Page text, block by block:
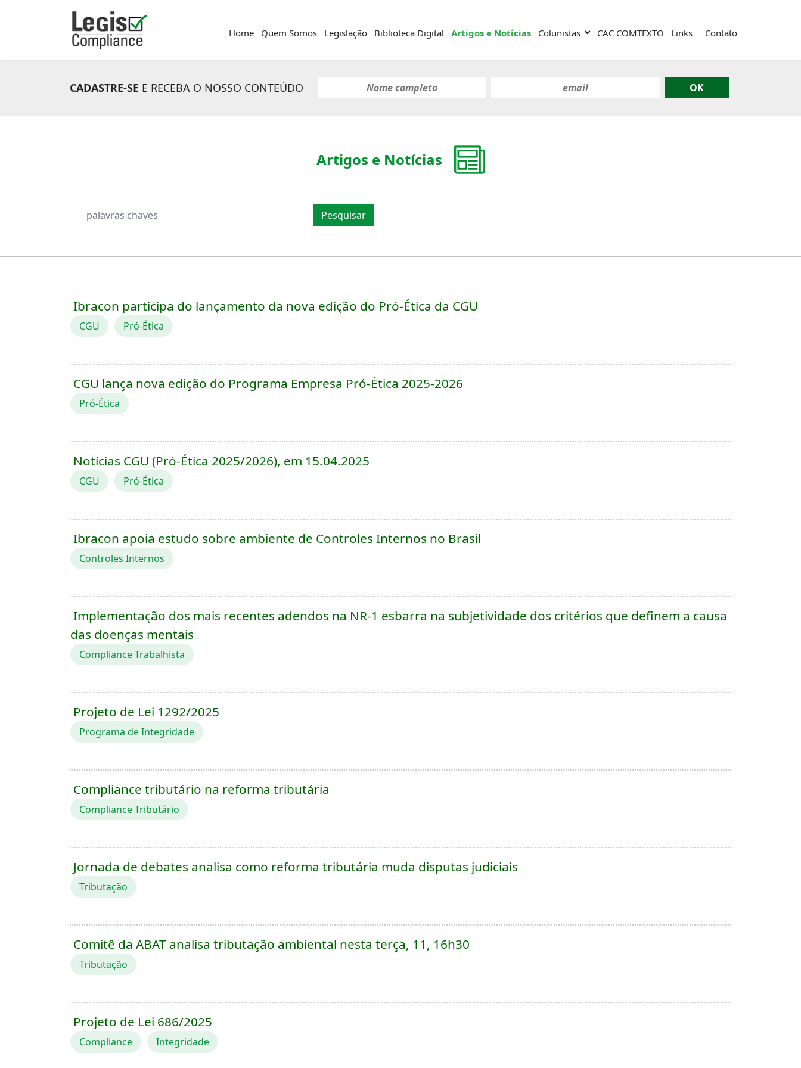
Home Quem Somos Legislação Biblioteca Digital Artigos e Notícias Colunistas CAC COMTEXTO Links Contato
CADASTRE-SE E RECEBA O NOSSO CONTEÚDO
PESQUISAR Pesquisar
Artigos e Notícias
Ibracon participa do lançamento da nova edição do Pró-Ética da CGU
CGU Pró-Ética
CGU lança nova edição do Programa Empresa Pró-Ética 2025-2026
Pró-Ética
Notícias CGU (Pró-Ética 2025/2026), em 15.04.2025
CGU Pró-Ética
Ibracon apoia estudo sobre ambiente de Controles Internos no Brasil
Controles Internos
Implementação dos mais recentes adendos na NR-1 esbarra na subjetividade dos critérios que definem a causa
das doenças mentais
Compliance Trabalhista
Projeto de Lei 1292/2025
Programa de Integridade
Compliance tributário na reforma tributária
Compliance Tributário
Jornada de debates analisa como reforma tributária muda disputas judiciais
Tributação
Comitê da ABAT analisa tributação ambiental nesta terça, 11, 16h30
Tributação
Projeto de Lei 686/2025
Compliance Integridade